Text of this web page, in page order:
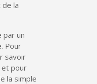
la
par un
Pour
savoir
et pour
la simple